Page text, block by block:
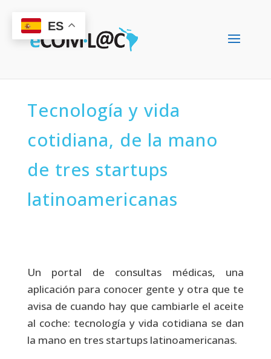
Tecnología y vida
cotidiana, de la mano
de tres startups
latinoamericanas
Un portal de consultas médicas, una
aplicación para conocer gente y otra que te
avisa de cuando hay que cambiarle el aceite
al coche: tecnología y vida cotidiana se dan
la mano en tres startups latinoamericanas.
ES